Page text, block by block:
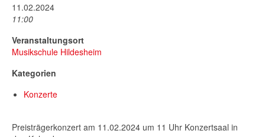
11.02.2024
11:00
Veranstaltungsort
Musikschule Hildesheim
Kategorien
Konzerte
Preisträgerkonzert am 11.02.2024 um 11 Uhr Konzertsaal in